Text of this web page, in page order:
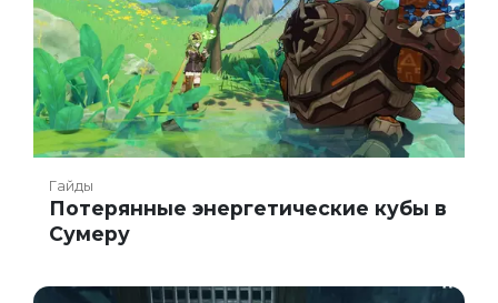
Гайды
Потерянные энергетические кубы в
Сумеру